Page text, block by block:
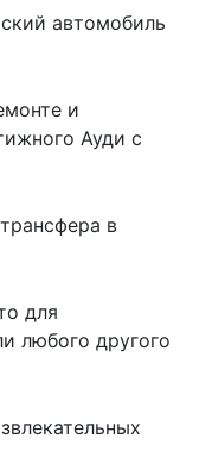
автомобиль
и
Ауди с
в
для
любого другого